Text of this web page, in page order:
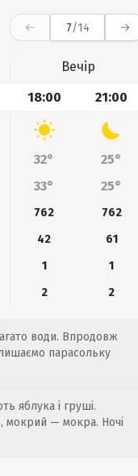
7/14
Вечір
18:00 21:00
32°
25°
33° 25°
762
762
42
61
1
1
2 2
води. Впродовж
парасольку
яблука і груші.
мокрий — мокра. Ночі